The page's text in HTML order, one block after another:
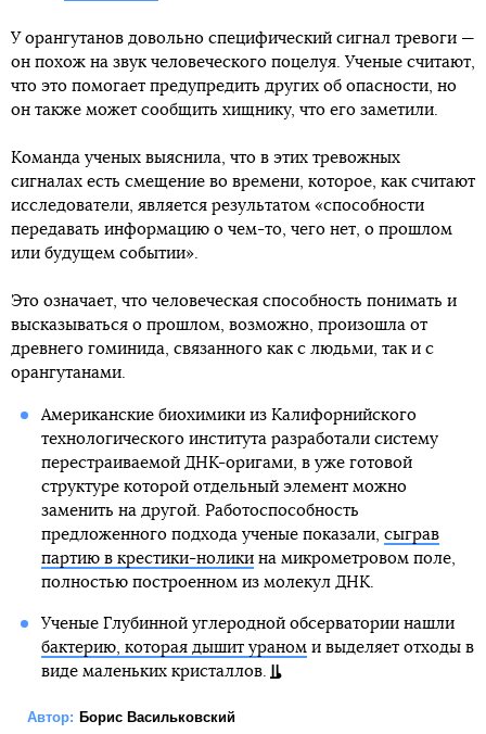
У орангутанов довольно специфический сигнал тревоги —
он похож на звук человеческого поцелуя. Ученые считают,
что это помогает предупредить других об опасности, но
он также может сообщить хищнику, что его заметили.
Команда ученых выяснила, что в этих тревожных
сигналах есть смещение во времени, которое, как считают
исследователи, является результатом «способности
передавать информацию о чем-то, чего нет, о прошлом
или будущем событии».
Это означает, что человеческая способность понимать и
высказываться о прошлом, возможно, произошла от
древнего гоминида, связанного как с людьми, так и с
орангутанами.
Американские биохимики из Калифорнийского
технологического института разработали систему
перестраиваемой ДНК-оригами, в уже готовой
структуре которой отдельный элемент можно
заменить на другой. Работоспособность
предложенного подхода ученые показали, сыграв
партию в крестики-ноликина микрометровом поле,
полностью построенном из молекул ДНК.
Ученые Глубинной углеродной обсерватории нашли
бактерию, которая дышит ураноми выделяет отходы в
виде маленьких кристаллов.
Автор: Борис Васильковский